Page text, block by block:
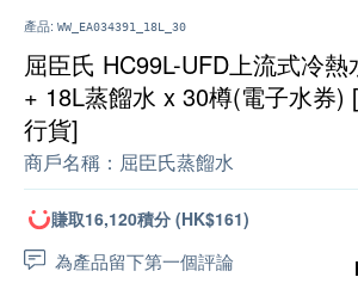
產品: WW_EA034391_18L_30
屈臣氏 HC99L-UFD上流式冷熱
+ 18L蒸餾水 x 30樽(電子水券)
行貨]
商戶名稱： 屈臣氏蒸餾水
賺取16,120積分 (HK$161)
為產品留下第一個評論